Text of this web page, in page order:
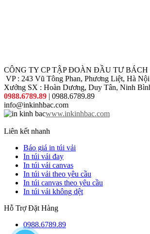
CÔNG TY CP TẬP ĐOÀN ĐẦU TƯ BÁCH
VP : 243 Vũ Tông Phan, Phương Liệt, Hà Nội
Xưởng SX : Hoàn Dương, Duy Tân, Ninh
0988.6789.89 | 0988.6789.89
info@inkinhbac.com
www.inkinhbac.com
Liên kết nhanh
Báo giá in túi vải
In túi vải đay
In túi vải canvas
In túi vải theo yêu cầu
In túi canvas theo yêu cầu
In túi vải không dệt
Hỗ Trợ Đặt Hàng
0988.6789.89